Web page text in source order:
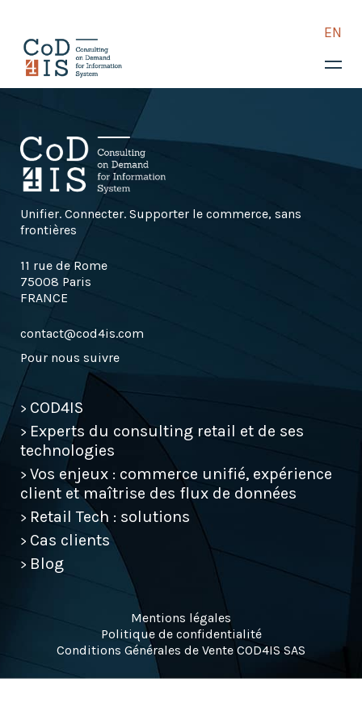
EN
COD4IS
Vos enjeux
Consulting retail
Assistance technique et
métier
TMA
Expertise retail
Cas clients
Blog
EFEL Consulting
Contact
contact@cod4is.com
+33(0) 1 40 70 07 77
Unifier. Connecter. Supporter le commerce, sans
frontières
11 rue de Rome
75008 Paris
FRANCE
contact@cod4is.com
Pour nous suivre
> COD4IS
> Experts du consulting retail et de ses
technologies
> Vos enjeux : commerce unifié, expérience
client et maîtrise des flux de données
> Retail Tech : solutions
> Cas clients
> Blog
Mentions légales
Politique de confidentialité
Conditions Générales de Vente COD4IS SAS